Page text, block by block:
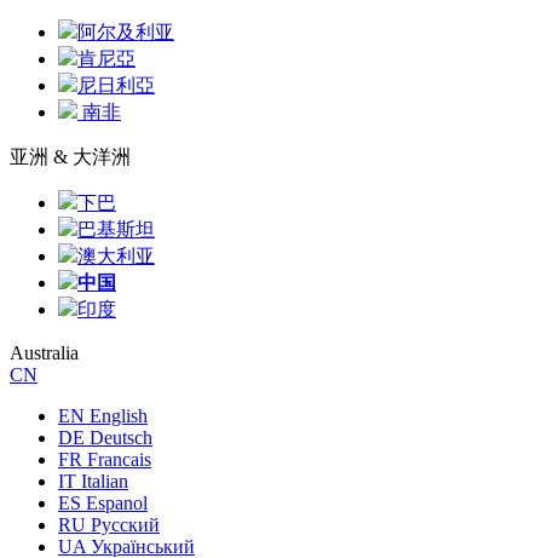
阿尔及利亚
肯尼亞
尼日利亞
南非
亚洲 & 大洋洲
下巴
巴基斯坦
澳大利亚
中国
印度
Australia
CN
EN English
DE Deutsch
FR Francais
IT Italian
ES Espanol
RU Русский
UA Український